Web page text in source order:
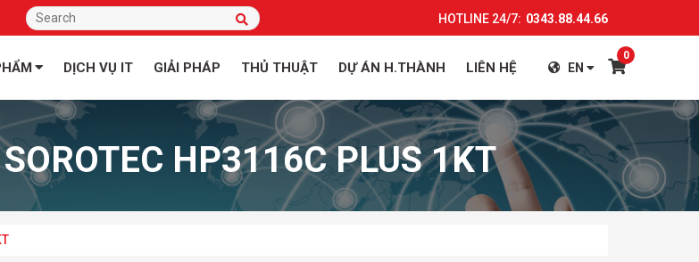
HOTLINE 24/7: 0343.88.44.66
DỊCH VỤ IT GIẢI PHÁP THỦ THUẬT DỰ ÁN H.THÀNH LIÊN HỆ EN
0
HP3116C PLUS 1KT